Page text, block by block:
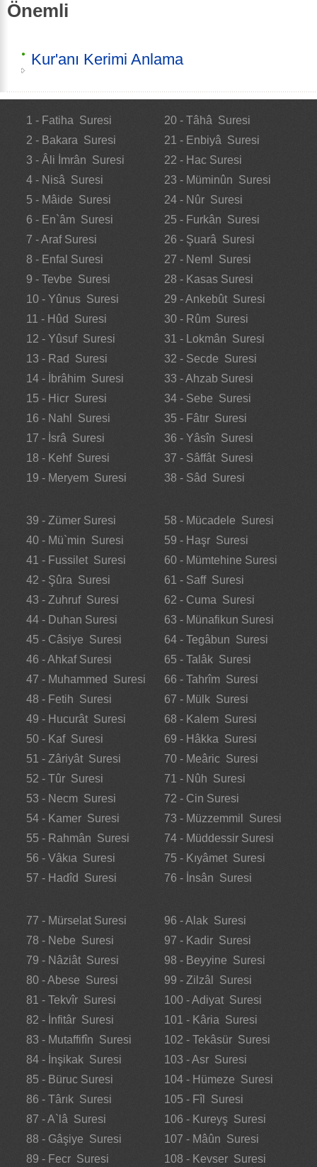
Önemli
Kur'anı Kerimi Anlama
1 - Fatiha Suresi
2 - Bakara Suresi
3 - Âli İmrân Suresi
4 - Nisâ Suresi
5 - Mâide Suresi
6 - En`âm Suresi
7 - Araf Suresi
8 - Enfal Suresi
9 - Tevbe Suresi
10 - Yûnus Suresi
11 - Hûd Suresi
12 - Yûsuf Suresi
13 - Rad Suresi
14 - İbrâhim Suresi
15 - Hicr Suresi
16 - Nahl Suresi
17 - İsrâ Suresi
18 - Kehf Suresi
19 - Meryem Suresi
20 - Tâhâ Suresi
21 - Enbiyâ Suresi
22 - Hac Suresi
23 - Müminûn Suresi
24 - Nûr Suresi
25 - Furkân Suresi
26 - Şuarâ Suresi
27 - Neml Suresi
28 - Kasas Suresi
29 - Ankebût Suresi
30 - Rûm Suresi
31 - Lokmân Suresi
32 - Secde Suresi
33 - Ahzab Suresi
34 - Sebe Suresi
35 - Fâtır Suresi
36 - Yâsîn Suresi
37 - Sâffât Suresi
38 - Sâd Suresi
39 - Zümer Suresi
40 - Mü`min Suresi
41 - Fussilet Suresi
42 - Şûra Suresi
43 - Zuhruf Suresi
44 - Duhan Suresi
45 - Câsiye Suresi
46 - Ahkaf Suresi
47 - Muhammed Suresi
48 - Fetih Suresi
49 - Hucurât Suresi
50 - Kaf Suresi
51 - Zâriyât Suresi
52 - Tûr Suresi
53 - Necm Suresi
54 - Kamer Suresi
55 - Rahmân Suresi
56 - Vâkıa Suresi
57 - Hadîd Suresi
58 - Mücadele Suresi
59 - Haşr Suresi
60 - Mümtehine Suresi
61 - Saff Suresi
62 - Cuma Suresi
63 - Münafikun Suresi
64 - Tegâbun Suresi
65 - Talâk Suresi
66 - Tahrîm Suresi
67 - Mülk Suresi
68 - Kalem Suresi
69 - Hâkka Suresi
70 - Meâric Suresi
71 - Nûh Suresi
72 - Cin Suresi
73 - Müzzemmil Suresi
74 - Müddessir Suresi
75 - Kıyâmet Suresi
76 - İnsân Suresi
77 - Mürselat Suresi
78 - Nebe Suresi
79 - Nâziât Suresi
80 - Abese Suresi
81 - Tekvîr Suresi
82 - İnfitâr Suresi
83 - Mutaffifîn Suresi
84 - İnşikak Suresi
85 - Büruc Suresi
86 - Târık Suresi
87 - A`lâ Suresi
88 - Gâşiye Suresi
89 - Fecr Suresi
96 - Alak Suresi
97 - Kadir Suresi
98 - Beyyine Suresi
99 - Zilzâl Suresi
100 - Adiyat Suresi
101 - Kâria Suresi
102 - Tekâsür Suresi
103 - Asr Suresi
104 - Hümeze Suresi
105 - Fîl Suresi
106 - Kureyş Suresi
107 - Mâûn Suresi
108 - Kevser Suresi